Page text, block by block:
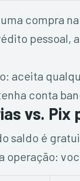
compra
aceita
conta
vs. Pix
saldo é